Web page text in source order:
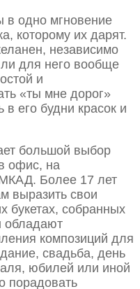
в одно мгновение
которому их дарят.
независимо
ли для него вообще
и
«ты мне дорог»
в его будни красок и
большой выбор
офис, на
Более 17 лет
выразить свои
букетах, собранных
композиций для
свадьба, день
юбилей или иной
порадовать